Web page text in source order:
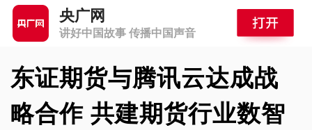
央广网
讲好中国故事 传播中国声音
东证期货与腾讯云达成战
略合作 共建期货行业数智